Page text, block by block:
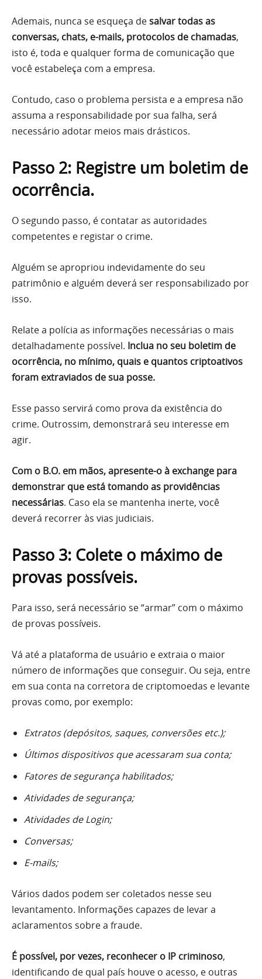
Ademais, nunca se esqueça desalvar todas as
conversas, chats, e-mails, protocolos de chamadas,
isto é, toda e qualquer forma de comunicação que
você estabeleça com a empresa.
Contudo, caso o problema persista e a empresa não
assuma a responsabilidade por sua falha, será
necessário adotar meios mais drásticos.
Passo 2: Registre um boletim de
ocorrência.
O segundo passo, é contatar as autoridades
competentes e registar o crime.
Alguém se apropriou indevidamente do seu
patrimônio e alguém deverá ser responsabilizado por
isso.
Relate a polícia as informações necessárias o mais
detalhadamente possível. Inclua no seu boletim de
ocorrência, no mínimo, quais e quantos criptoativos
foram extraviados de sua posse.
Esse passo servirá como prova da existência do
crime. Outrossim, demonstrará seu interesse em
agir.
Com o B.O. em mãos, apresente-o à exchange para
demonstrar que está tomando as providências
necessárias. Caso ela se mantenha inerte, você
deverá recorrer às vias judiciais.
Passo 3: Colete o máximo de
provas possíveis.
Para isso, será necessário se “armar” com o máximo
de provas possíveis.
Vá até a plataforma de usuário e extraia o maior
número de informações que conseguir. Ou seja, entre
em sua conta na corretora de criptomoedas e levante
provas como, por exemplo:
Extratos (depósitos, saques, conversões etc.);
Últimos dispositivos que acessaram sua conta;
Fatores de segurança habilitados;
Atividades de segurança;
Atividades de Login;
Conversas;
E-mails;
Vários dados podem ser coletados nesse seu
levantamento. Informações capazes de levar a
aclaramentos sobre a fraude.
É possível, por vezes, reconhecer o IP criminoso,
identificando de qual país houve o acesso, e outras